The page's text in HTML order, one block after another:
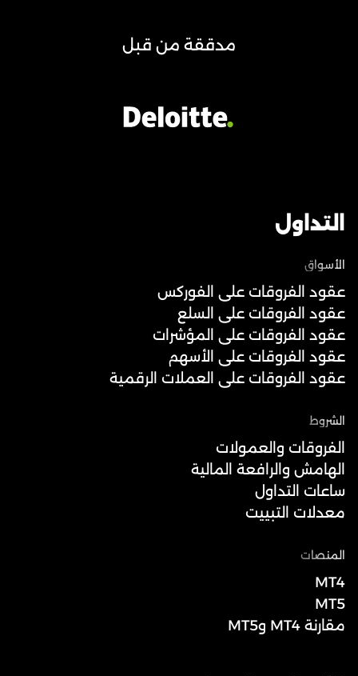
مدققة من قبل
التداول
الأسواق
عقود الفروقات على الفوركس
عقود الفروقات على السلع
عقود الفروقات على المؤشرات
عقود الفروقات على الأسهم
عقود الفروقات على العملات الرقمية
الشروط
الفروقات والعمولات
الهامش والرافعة المالية
ساعات التداول
معدلات التبييت
المنصات
MT4
MT5
مقارنة MT4 وMT5